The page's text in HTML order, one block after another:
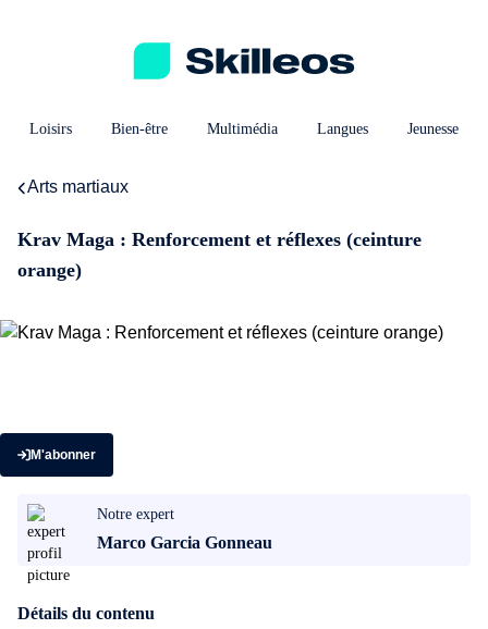
Loisirs Bien-être Multimédia Langues Jeunesse
Arts martiaux
Krav Maga : Renforcement et réflexes (ceinture
orange)
M'abonner
Notre expert
Marco Garcia Gonneau
Détails du contenu